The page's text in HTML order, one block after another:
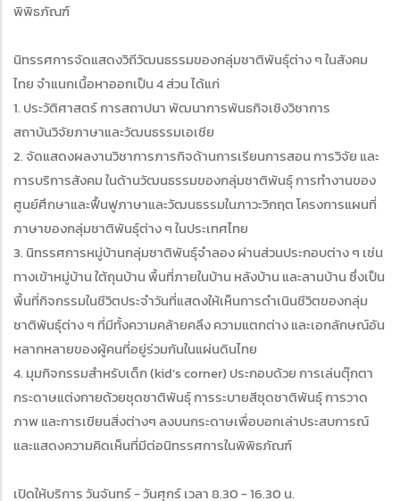
พิพิธภัณฑ์
นิทรรศการจัดแสดงวิถีวัฒนธรรมของกลุ่มชาติพันธุ์ต่าง ๆ ในสังคม
ไทย จำแนกเนื้อหาออกเป็น 4 ส่วน ได้แก่
1. ประวัติศาสตร์ การสถาปนา พัฒนาการพันธกิจเชิงวิชาการ
สถาบันวิจัยภาษาและวัฒนธรรมเอเชีย
2. จัดแสดงผลงานวิชาการภารกิจด้านการเรียนการสอน การวิจัย และ
การบริการสังคม ในด้านวัฒนธรรมของกลุ่มชาติพันธุ์ การทำงานของ
ศูนย์ศึกษาและฟื้นฟูภาษาและวัฒนธรรมในภาวะวิกฤต โครงการแผนที่
ภาษาของกลุ่มชาติพันธุ์ต่าง ๆ ในประเทศไทย
3. นิทรรศการหมู่บ้านกลุ่มชาติพันธุ์จำลอง ผ่านส่วนประกอบต่าง ๆ เช่น
ทางเข้าหมู่บ้าน ใต้ถุนบ้าน พื้นที่ภายในบ้าน หลังบ้าน และลานบ้าน ซึ่งเป็น
พื้นที่กิจกรรมในชีวิตประจำวันที่แสดงให้เห็นการดำเนินชีวิตของกลุ่ม
ชาติพันธุ์ต่าง ๆ ที่มีทั้งความคล้ายคลึง ความแตกต่าง และเอกลักษณ์อัน
หลากหลายของผู้คนที่อยู่ร่วมกันในแผ่นดินไทย
4. มุมกิจกรรมสำหรับเด็ก (kid’s corner) ประกอบด้วย การเล่นตุ๊กตา
กระดาษแต่งกายด้วยชุดชาติพันธุ์ การระบายสีชุดชาติพันธุ์ การวาด
ภาพ และการเขียนสิ่งต่างๆ ลงบนกระดาษเพื่อบอกเล่าประสบการณ์
และแสดงความคิดเห็นที่มีต่อนิทรรศการในพิพิธภัณฑ์
เปิดให้บริการ วันจันทร์ - วันศุกร์ เวลา 8.30 - 16.30 น.